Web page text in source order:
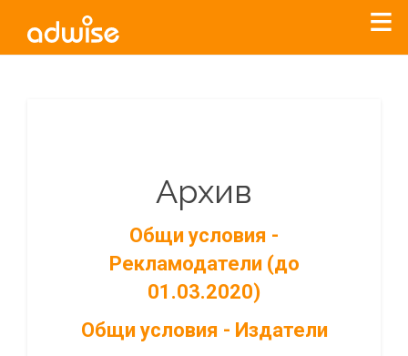
Архив
Общи условия -
Рекламодатели (до
01.03.2020)
Общи условия - Издатели